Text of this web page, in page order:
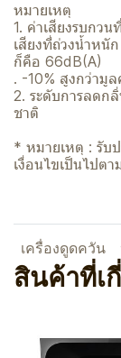
หมายเหตุ
1. ค่าเสียงรบกว
เสียงที่ถ่วงน้ำหนั
ก็คือ 66dB(A)
. -10% สูงกว่ามูล
2. ระดับการลดก
ชาติ
* หมายเหตุ : รับ
เงื่อนไขเป็นไปต
เครื่องดูดควัน
สินค้าที่เ